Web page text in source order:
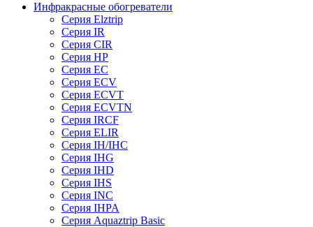
Инфракрасные обогреватели
Серия Elztrip
Серия IR
Серия CIR
Серия HP
Серия EC
Серия ECV
Серия ECVT
Серия ECVTN
Серия IRCF
Серия ELIR
Серия IH/IHC
Серия IHG
Серия IHD
Серия IHS
Серия INC
Серия IHPA
Серия Aquaztrip Basic